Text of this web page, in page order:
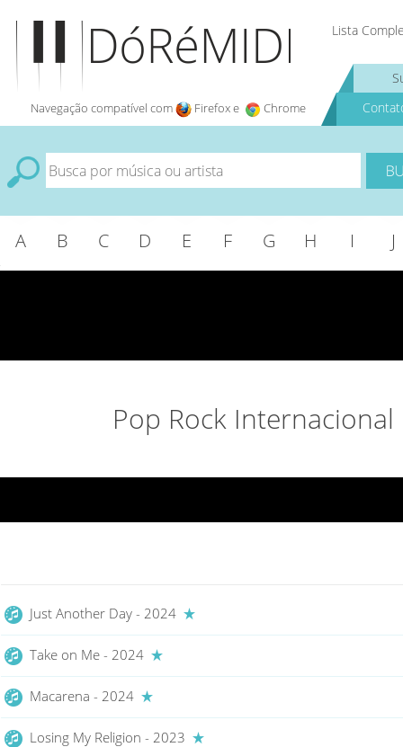
Lista
Navegação compatível com Firefox e Chrome
A B C D E F G H I J
Pop Rock Internacional
Just Another Day - 2024
Take on Me - 2024
Macarena - 2024
Losing My Religion - 2023